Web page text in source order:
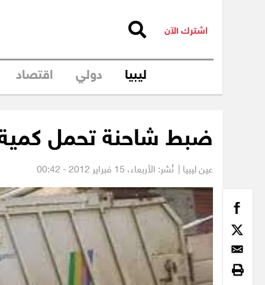
اشترك الآن
ليبيا دولي اقتصاد
ضبط شاحنة تحمل
عين ليبيا | نُشر: الأربعاء،